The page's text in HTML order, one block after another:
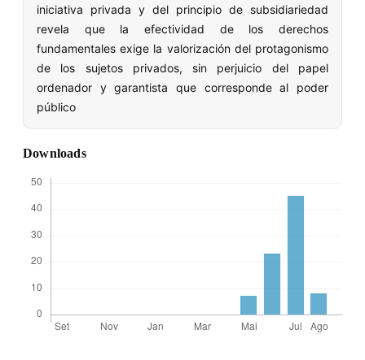
iniciativa privada y del principio de subsidiariedad
revela que la efectividad de los derechos
fundamentales exige la valorización del protagonismo
de los sujetos privados, sin perjuicio del papel
ordenador y garantista que corresponde al poder
público
Downloads